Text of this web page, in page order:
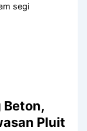
segi
Beton,
Pluit